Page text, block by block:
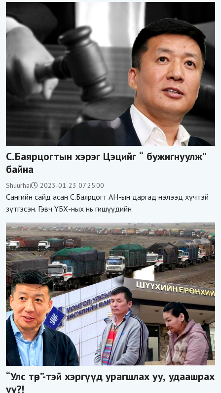
С.Баярцогтын хэрэг Цэцийг “ бужигнуулж”
байна
Shuurhai 2023-01-23 07:25:00
Сангийн сайд асан С.Баярцогт АН-ын даргад нэлээд хүчтэй
зүтгэсэн. Гэвч ҮБХ-ных нь гишүүдийн
“Улс төр”-тэй хэргүүд урагшлах уу, удаашрах
уу?!